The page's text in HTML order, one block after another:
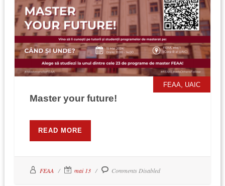
FEAA UAIC
Master your future!
READ MORE
FEAA mai 13 Comments Disabled